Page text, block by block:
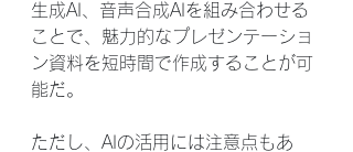
生成AI、音声合成AIを組み合わせる
ことで、魅力的なプレゼンテーショ
ン資料を短時間で作成することが可
能だ。
ただし、AIの活用には注意点もあ